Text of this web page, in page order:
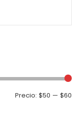
Precio: $50 — $60